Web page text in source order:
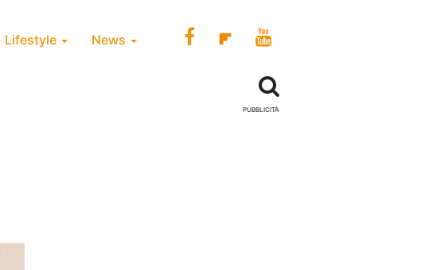
Lifestyle News
PUBBLICITÀ